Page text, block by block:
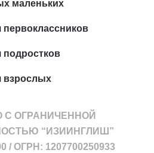
маленьких
первоклассников
подростков
взрослых
ОГРАНИЧЕННОЙ
“ИЗИИНГЛИШ”
/ ОГРН: 1207700250933